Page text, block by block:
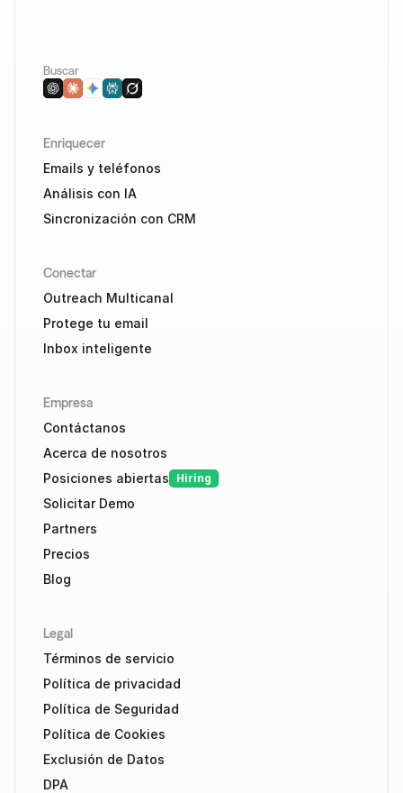
Buscar
Enriquecer
Emails y teléfonos
Análisis con IA
Sincronización con CRM
Conectar
Outreach Multicanal
Protege tu email
Inbox inteligente
Empresa
Contáctanos
Acerca de nosotros
Posiciones abiertas
Hiring
Solicitar Demo
Partners
Precios
Blog
Legal
Términos de servicio
Política de privacidad
Política de Seguridad
Política de Cookies
Exclusión de Datos
DPA